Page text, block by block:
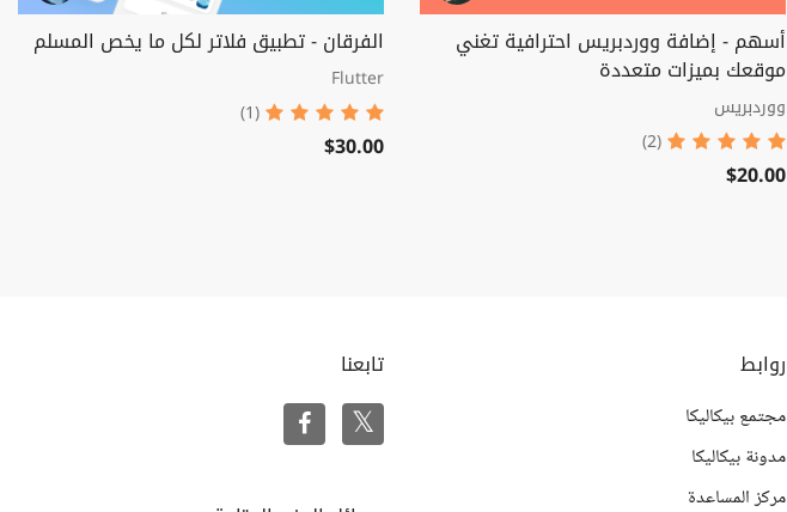
أسهم - إضافة ووردبريس احترافية تغني
موقعك بميزات متعددة
ووردبريس
(2)
$20.00
الفرقان - تطبيق فلاتر لكل ما يخص المسلم
Flutter
(1)
$30.00
روابط
مجتمع بيكاليكا
مدونة بيكاليكا
مركز المساعدة
تابعنا